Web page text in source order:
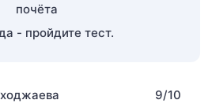
- пройдите тест.
9/10